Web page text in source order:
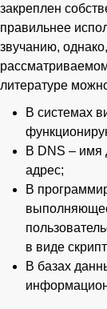
закреплен
правильнее
звучанию,
литературе
В системах
В DNS – имя
адрес;
В
в виде
В базах